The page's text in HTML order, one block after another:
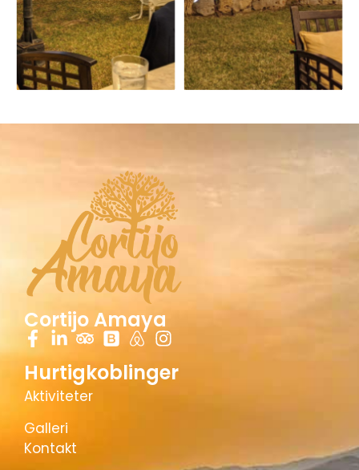
Cortijo Amaya
Hurtigkoblinger
Aktiviteter
Galleri
Kontakt